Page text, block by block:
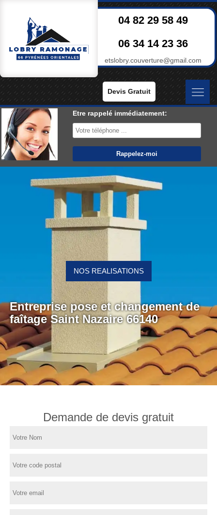
04 82 29 58 49
06 34 14 23 36
etslobry.couverture@gmail.com
Devis Gratuit
Etre rappelé immédiatement:
Entreprise pose et changement de
faîtage Saint Nazaire 66140
NOS REALISATIONS
Demande de devis gratuit